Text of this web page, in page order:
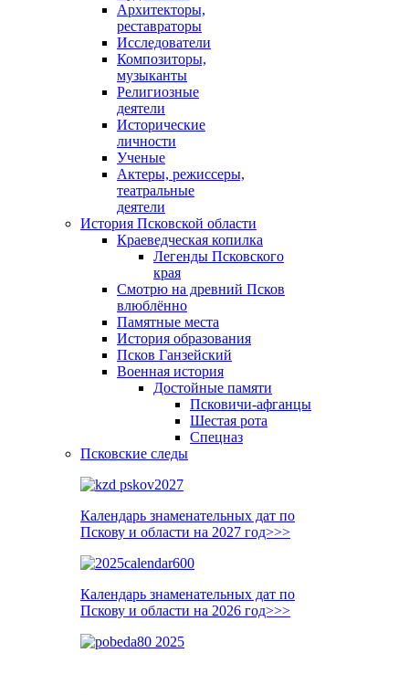
Архитекторы,
реставраторы
Исследователи
Композиторы,
музыканты
Религиозные
деятели
Исторические
личности
Ученые
Актеры, режиссеры,
театральные
деятели
История Псковской области
Краеведческая копилка
Легенды Псковского
края
Смотрю на древний Псков
влюблённо
Памятные места
История образования
Псков Ганзейский
Военная история
Достойные памяти
Псковичи-афганцы
Шестая рота
Спецназ
Псковские следы
Календарь знаменательных дат по
Пскову и области на 2027 год>>>
Календарь знаменательных дат по
Пскову и области на 2026 год>>>